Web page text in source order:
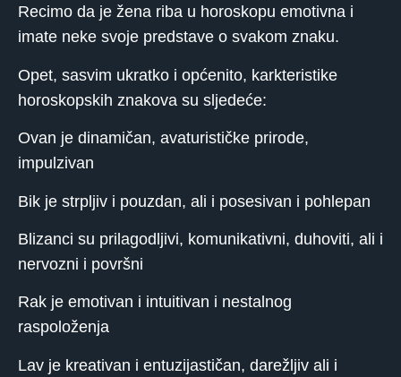
Recimo da je žena riba u horoskopu emotivna i
imate neke svoje predstave o svakom znaku.
Opet, sasvim ukratko i općenito, karkteristike
horoskopskih znakova su sljedeće:
Ovan je dinamičan, avaturističke prirode,
impulzivan
Bik je strpljiv i pouzdan, ali i posesivan i pohlepan
Blizanci su prilagodljivi, komunikativni, duhoviti, ali i
nervozni i površni
Rak je emotivan i intuitivan i nestalnog
raspoloženja
Lav je kreativan i entuzijastičan, darežljiv ali i